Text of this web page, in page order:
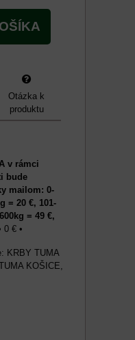
Otázka k
produktu
v rámci
bude
mailom: 0-
= 20 €, 101-
= 49 €,
0 € •
KRBY TUMA
KOŠICE,